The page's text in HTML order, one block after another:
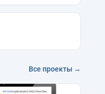
Все проекты →